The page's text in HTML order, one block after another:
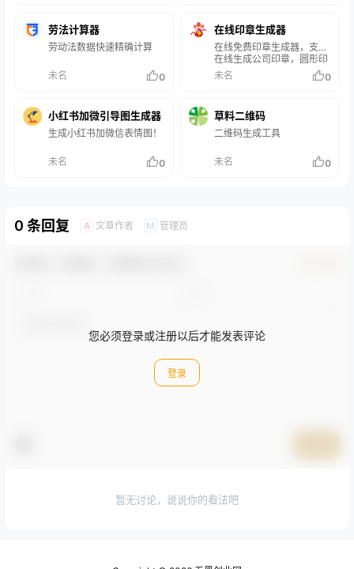
劳法计算器
劳动法数据快速精确计算
未名 0
在线印章生成器
在线免费印章生成器，支持
在线生成公司印章，圆形印
章，椭圆印章，机构印章和
发票印章。生成的电子印章
未名 0
小红书加微引导图生成器
生成小红书加微信表情图！
未名 0
草料二维码
二维码生成工具
未名 0
0 条回复 A 文章作者 M 管理员
您必须登录或注册以后才能发表评论
登录
暂无讨论，说说你的看法吧